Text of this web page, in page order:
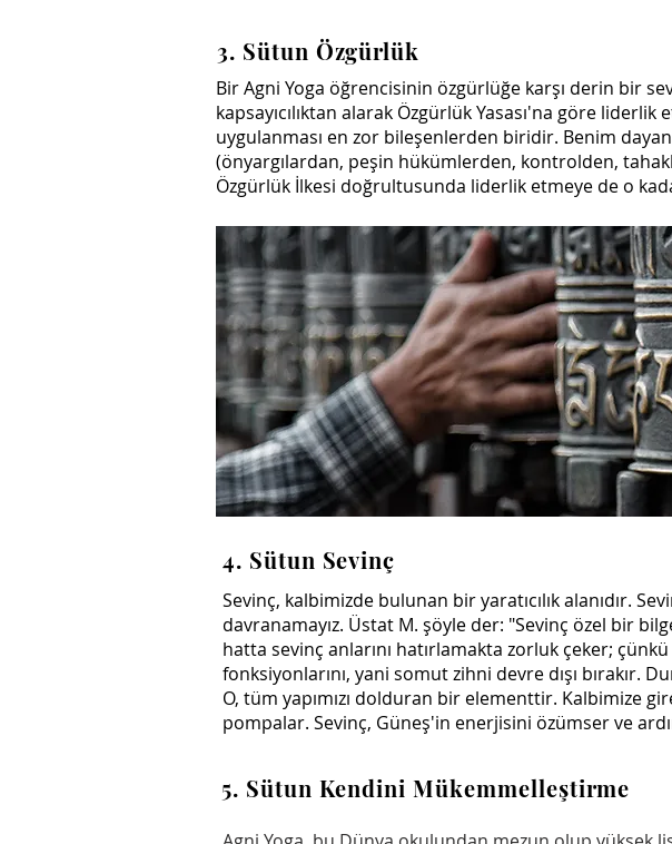
3. Sütun Özgürlük
Bir Agni Yoga öğrencisinin özgürlüğe karşı derin bir
kapsayıcılıktan alarak Özgürlük Yasası'na göre
uygulanması en zor bileşenlerden biridir. Benim
(önyargılardan, peşin hükümlerden, kontrolden,
Özgürlük İlkesi doğrultusunda liderlik etmeye de o
4. Sütun Sevinç
Sevinç, kalbimizde bulunan bir yaratıcılık alanıdır.
davranamayız. Üstat M. şöyle der: "Sevinç özel bir
hatta sevinç anlarını hatırlamakta zorluk çeker;
fonksiyonlarını, yani somut zihni devre dışı bırakır.
O, tüm yapımızı dolduran bir elementtir. Kalbimize
pompalar. Sevinç, Güneş'in enerjisini özümser ve
5. Sütun Kendini Mükemmelleştirme